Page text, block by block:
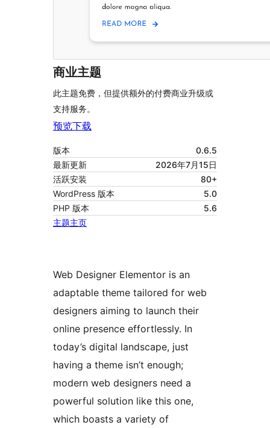
商业主题
此主题免费，但提供额外的付费商业升级或
支持服务。
预览下载
版本
0.6.5
最新更新
2026年7月15日
活跃安装
80+
WordPress 版本
5.0
PHP 版本
5.6
主题主页
Web Designer Elementor is an
adaptable theme tailored for web
designers aiming to launch their
online presence effortlessly. In
today’s digital landscape, just
having a theme isn’t enough;
modern web designers need a
powerful solution like this one,
which boasts a variety of